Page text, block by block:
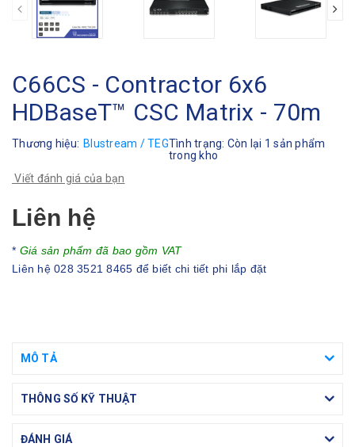
C66CS - Contractor 6x6
HDBaseT™ CSC Matrix - 70m
Thương hiệu: Blustream / TEGTình trạng: Còn lại 1 sản phẩm
trong kho
Viết đánh giá của bạn
Liên hệ
* Giá sản phẩm đã bao gồm VAT
Liên hệ 028 3521 8465 để biết chi tiết phi lắp đặt
MÔ TẢ
THÔNG SỐ KỸ THUẬT
ĐÁNH GIÁ